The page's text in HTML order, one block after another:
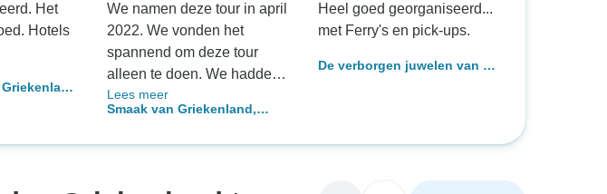
Het
Hotels
We namen deze tour in april
2022. We vonden het
spannend om deze tour
alleen te doen. We hadden
een prachtig uitzicht op de
Egeïsche Zee vanuit het
Lees meer
Smaak van Griekenland,
eigen gids)
Heel goed georganiseerd...
met Ferry's en pick-ups.
De verborgen juwelen van de